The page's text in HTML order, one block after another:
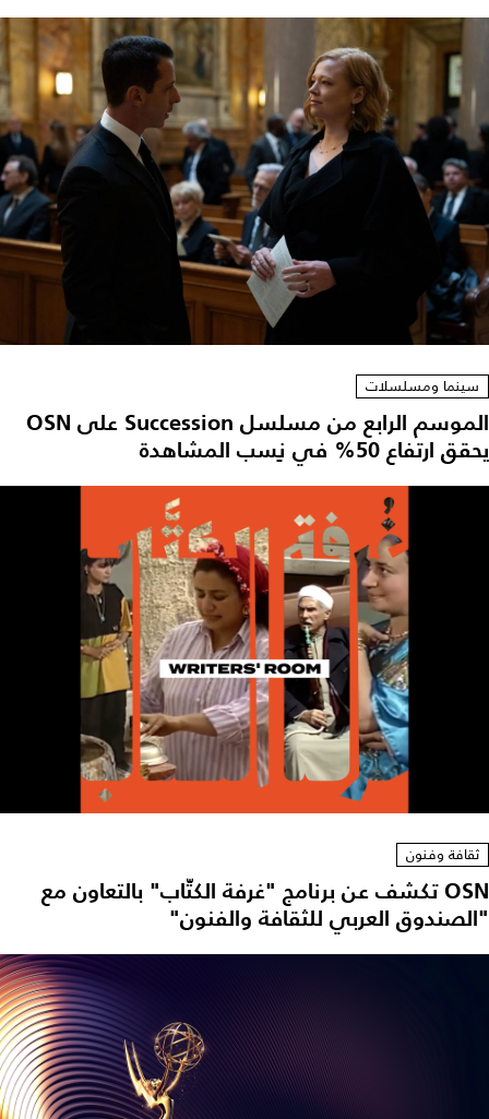
سينما ومسلسلات
الموسم الرابع من مسلسل Succession على OSN
يحقق ارتفاع 50% في نِسب المشاهدة
ثقافة وفنون
OSN تكشف عن برنامج "غرفة الكتّاب" بالتعاون مع
"الصندوق العربي للثقافة والفنون"